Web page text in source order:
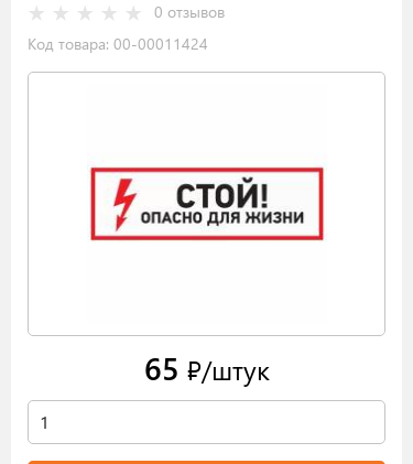
0 отзывов
Код товара: 00-00011424
65 ₽/штук